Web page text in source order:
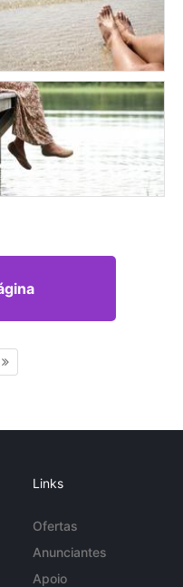
Links
Ofertas
Anunciantes
Apoio